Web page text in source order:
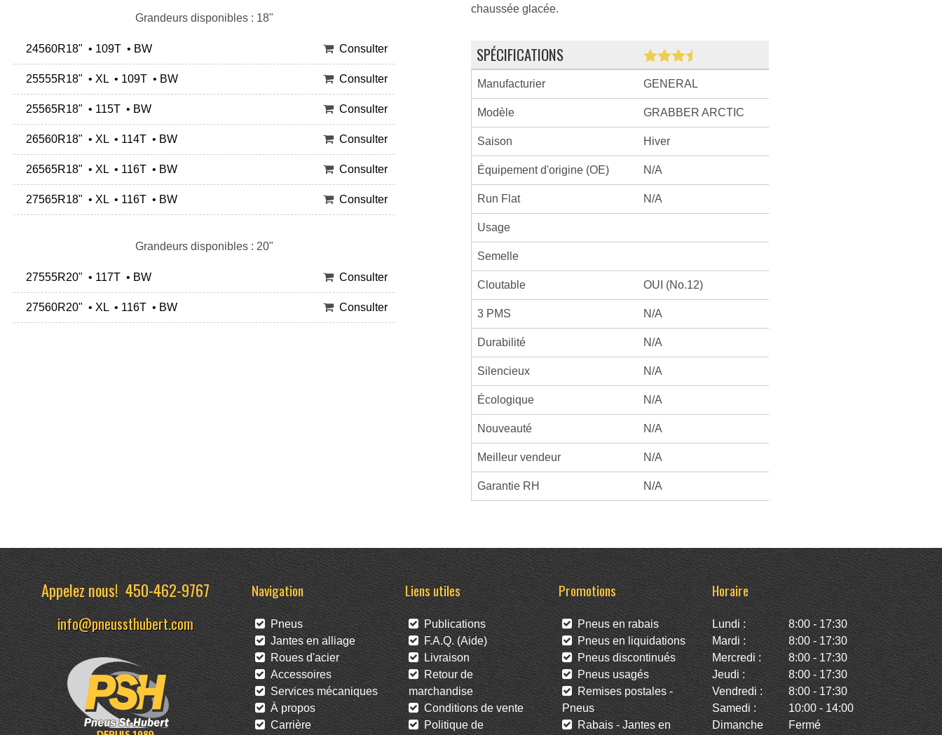
Grandeurs disponibles : 18"
24560R18" • 109T • BW Consulter
25555R18" • XL • 109T • BW Consulter
25565R18" • 115T • BW Consulter
26560R18" • XL • 114T • BW Consulter
26565R18" • XL • 116T • BW Consulter
27565R18" • XL • 116T • BW Consulter
Grandeurs disponibles : 20"
27555R20" • 117T • BW Consulter
27560R20" • XL • 116T • BW Consulter
chaussée glacée.
SPÉCIFICATIONS
Manufacturier GENERAL
Modèle GRABBER ARCTIC
Saison Hiver
Équipement d'origine (OE) N/A
Run Flat N/A
Usage
Semelle
Cloutable OUI (No.12)
3 PMS N/A
Durabilité N/A
Silencieux N/A
Écologique N/A
Nouveauté N/A
Meilleur vendeur N/A
Garantie RH N/A
Appelez nous!450-462-9767
info@pneussthubert.com
Navigation
Pneus
Jantes en alliage
Roues d'acier
Accessoires
Services mécaniques
À propos
Carrière
Liens utiles
Publications
F.A.Q. (Aide)
Livraison
Retour de
marchandise
Conditions de vente
Politique de
Promotions
Pneus en rabais
Pneus en liquidations
Pneus discontinués
Pneus usagés
Remises postales -
Pneus
Rabais - Jantes en
Horaire
Lundi :
8:00 - 17:30
Mardi :
8:00 - 17:30
Mercredi :
8:00 - 17:30
Jeudi :
8:00 - 17:30
Vendredi :
8:00 - 17:30
Samedi :
10:00 - 14:00
Dimanche
Fermé